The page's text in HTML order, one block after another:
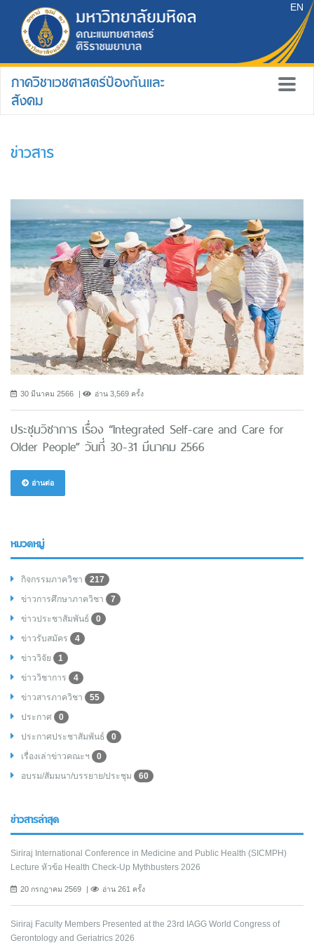
EN
ภาควิชาเวชศาสตร์ป้องกันและ
สังคม
ข่าวสาร
30 มีนาคม 2566 อ่าน 3,569 ครั้ง
ประชุมวิชาการ เรื่อง “Integrated Self-care and Care for
Older People” วันที่ 30-31 มีนาคม 2566
อ่านต่อ
หมวดหมู่
กิจกรรมภาควิชา
217
ข่าวการศึกษาภาควิชา
7
ข่าวประชาสัมพันธ์
0
ข่าวรับสมัคร
4
ข่าววิจัย
1
ข่าววิชาการ
4
ข่าวสารภาควิชา
55
ประกาศ
0
ประกาศประชาสัมพันธ์
0
เรื่องเล่าข่าวคณะฯ
0
อบรม/สัมมนา/บรรยาย/ประชุม
60
ข่าวสารล่าสุด
Siriraj International Conference in Medicine and Public Health (SICMPH)
Lecture หัวข้อ Health Check-Up Mythbusters 2026
20 กรกฎาคม 2569 อ่าน 261 ครั้ง
Siriraj Faculty Members Presented at the 23rd IAGG World Congress of
Gerontology and Geriatrics 2026